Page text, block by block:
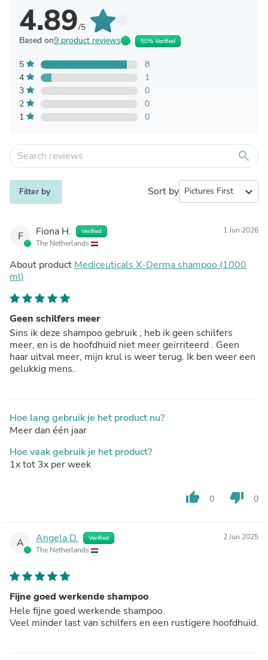
4.89/5
Based on9 product reviews 50% Verified
5
8
4
1
3
0
2
0
1
0
search
Filter by Sort by expand_more
F Fiona H. Verified
The Netherlands
1 Jun 2026
About product Mediceuticals X-Derma shampoo (1000
ml)
Geen schilfers meer
Sins ik deze shampoo gebruik , heb ik geen schilfers
meer, en is de hoofdhuid niet meer geïrriteerd . Geen
haar uitval meer, mijn krul is weer terug. Ik ben weer een
gelukkig mens.
Hoe lang gebruik je het product nu?
Meer dan één jaar
Hoe vaak gebruik je het product?
1x tot 3x per week
thumb_up 0 thumb_down 0
A Angela D. Verified
The Netherlands
2 Jun 2025
Fijne goed werkende shampoo
Hele fijne goed werkende shampoo.
Veel minder last van schilfers en een rustigere hoofdhuid.